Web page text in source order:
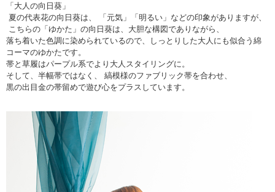
「大人の向日葵」
夏の代表花の向日葵は、 「元気」「明るい」などの印象がありますが、
こちらの「ゆかた」の向日葵は、大胆な構図でありながら、
落ち着いた色調に染められているので、しっとりした大人にも似合う綿
コーマのゆかたです。
帯と草履はパープル系でより大人スタイリングに。
そして、半幅帯ではなく、 縞模様のファブリック帯を合わせ、
黒の出目金の帯留めで遊び心をプラスしています。